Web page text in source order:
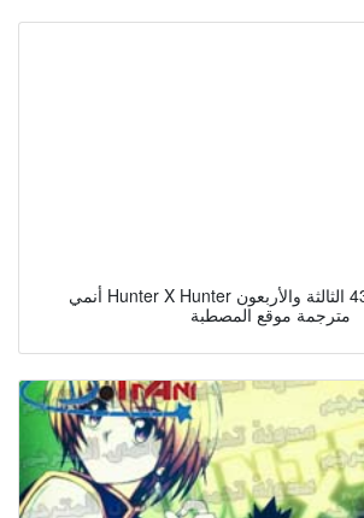
أنمي Hunter X Hunter القناص الحلقة 43 الثالثة والأربعون
مترجمة موقع المصطبة